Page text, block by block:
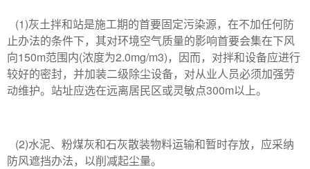
(1)灰土拌和站是施工期的首要固定污染源，在不加任何防
止办法的条件下，其对环境空气质量的影响首要会集在下风
向150m范围内(浓度为2.0mg/m3)，因而，对拌和设备应进行
较好的密封，并加装二级除尘设备，对从业人员必须加强劳
动维护。站址应选在远离居民区或灵敏点300m以上。
(2)水泥、粉煤灰和石灰散装物料运输和暂时存放，应采纳
防风遮挡办法，以削减起尘量。